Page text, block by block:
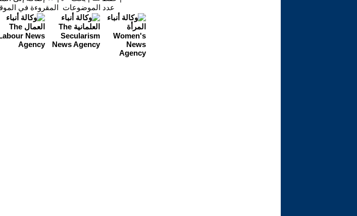
عدد الموضوعات المقروءة في